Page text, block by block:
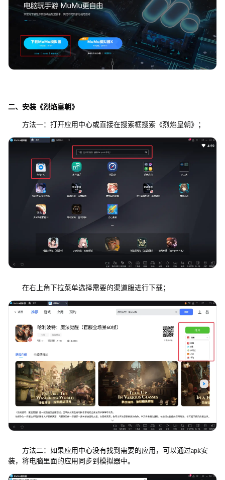
二、安装《烈焰皇朝》
方法一：打开应用中心或直接在搜索框搜索《烈焰皇朝》；
在右上角下拉菜单选择需要的渠道服进行下载；
方法二：如果应用中心没有找到需要的应用，可以通过apk安
装，将电脑里面的应用同步到模拟器中。